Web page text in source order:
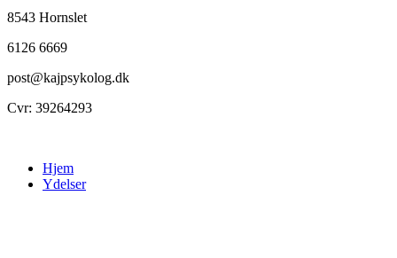
8543 Hornslet
6126 6669
post@kajpsykolog.dk
Cvr: 39264293
Hjem
Ydelser